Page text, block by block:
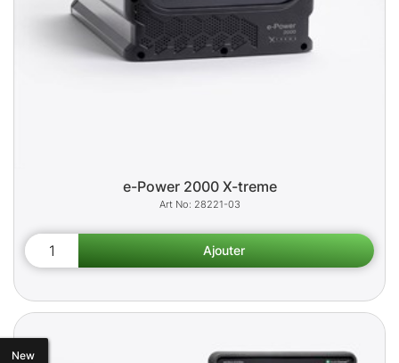
e-Power 2000 X-treme
28221-03
New